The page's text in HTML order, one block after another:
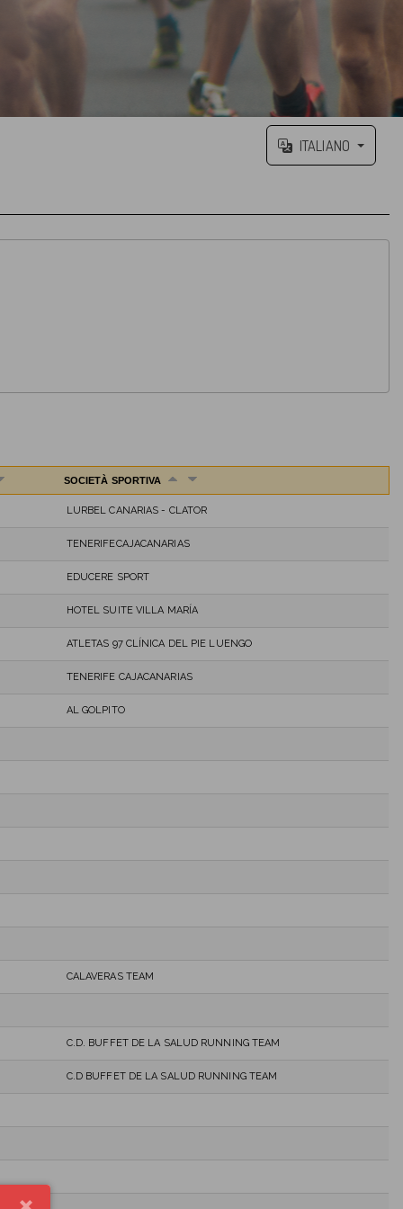
ITALIANO
SOCIETÀ SPORTIVA
LURBEL CANARIAS - CLATOR
TENERIFECAJACANARIAS
EDUCERE SPORT
HOTEL SUITE VILLA MARÍA
ATLETAS 97 CLÍNICA DEL PIE LUENGO
TENERIFE CAJACANARIAS
AL GOLPITO
CALAVERAS TEAM
C.D. BUFFET DE LA SALUD RUNNING TEAM
C.D BUFFET DE LA SALUD RUNNING TEAM